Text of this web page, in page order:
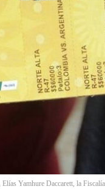
Yamhure Daccarett, la